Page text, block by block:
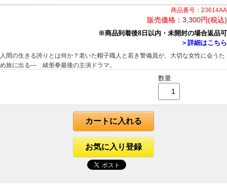
商品番号：23614AA
販売価格： 3,300円(税込)
※商品到着後8日以内・未開封の場合返品可
＞詳細はこちら
人間の生きる誇りとは何か？老いた帽子職人と若き警備員が、大切な女性に会うた
め旅に出る― 緒形拳最後の主演ドラマ。
数量
カートに入れる
お気に入り登録